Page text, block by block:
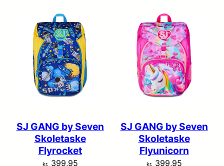
SJ GANG by Seven
Skoletaske
Flyrocket
kr. 399,95
SJ GANG by Seven
Skoletaske
Flyunicorn
kr. 399,95